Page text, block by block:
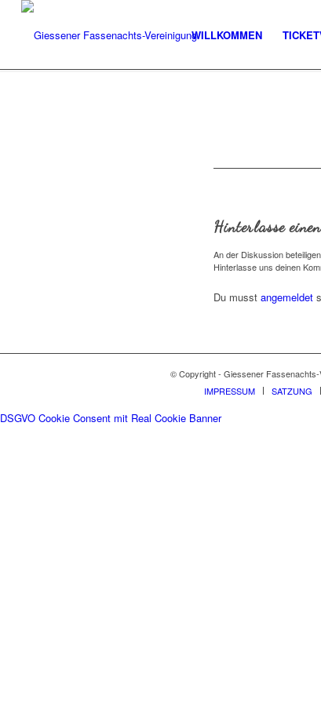
WILLKOMMEN
Hinterlasse
An der Diskussion
Hinterlasse uns deinen
Du musst angemeldet
© Copyright - Giessener Fassenachts-
IMPRESSUM
SATZUNG
DSGVO Cookie Consent mit Real Cookie Banner